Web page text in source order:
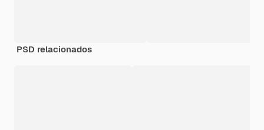
PSD relacionados